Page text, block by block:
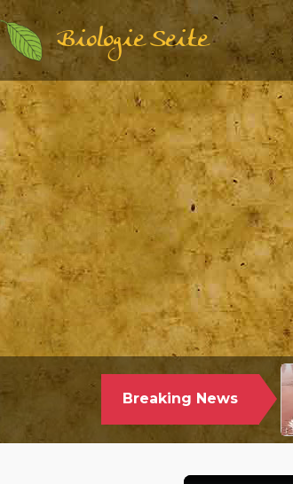
Biologie Seite
Breaking News